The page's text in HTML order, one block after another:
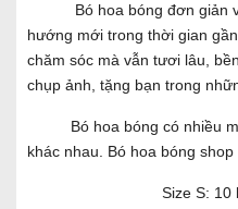
Bó hoa bóng đơn giản và
hướng mới trong thời gian
chăm sóc mà vẫn tươi lâu,
chụp ảnh, tặng bạn trong
Bó hoa bóng có nhiều
khác nhau. Bó hoa bóng shop
Size S: 10